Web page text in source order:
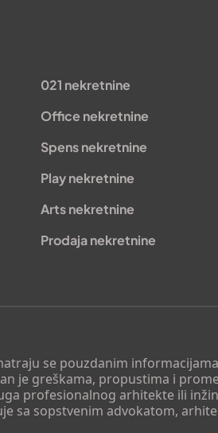
se pouzdanim
je greškama, propustima i
profesionalnog arhitekte ili
sa sopstvenim advokatom,
021 nekretnine
Office nekretnine
Spens nekretnine
Play nekretnine
Arts nekretnine
Prodaja nekretnine